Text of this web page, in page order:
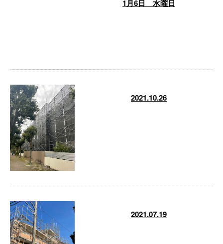
1月6日 水曜日
2021.10.26
2021.07.19